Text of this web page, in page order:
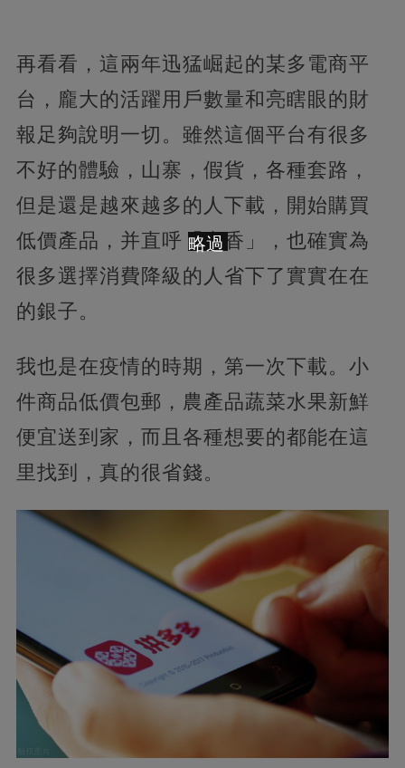
再看看，這兩年迅猛崛起的某多電商平
台，龐大的活躍用戶數量和亮瞎眼的財
報足夠說明一切。雖然這個平台有很多
不好的體驗，山寨，假貨，各種套路，
但是還是越來越多的人下載，開始購買
低價產品，并直呼「真香」，也確實為
很多選擇消費降級的人省下了實實在在
的銀子。
我也是在疫情的時期，第一次下載。小
件商品低價包郵，農產品蔬菜水果新鮮
便宜送到家，而且各種想要的都能在這
里找到，真的很省錢。
略過